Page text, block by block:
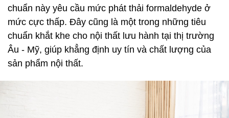
chuẩn này yêu cầu mức phát thải formaldehyde ở
mức cực thấp. Đây cũng là một trong những tiêu
chuẩn khắt khe cho nội thất lưu hành tại thị trường
Âu - Mỹ, giúp khẳng định uy tín và chất lượng của
sản phẩm nội thất.